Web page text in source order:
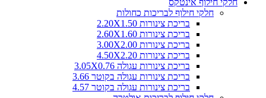
חלקי חילוף לבריכות כחולות
בריכת צינורות 2.20X1.50
בריכת צינורות 2.60X1.60
בריכת צינורות 3.00X2.00
בריכת צינורות 4.50X2.20
בריכת צינורות עגולה 3.05X0.76
בריכת צינורות עגולה בקוטר 3.66
בריכת צינורות עגולה בקוטר 4.57